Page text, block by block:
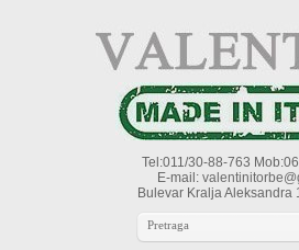
Tel:011/30-88-763
E-mail:
Bulevar Kralja Aleksandra